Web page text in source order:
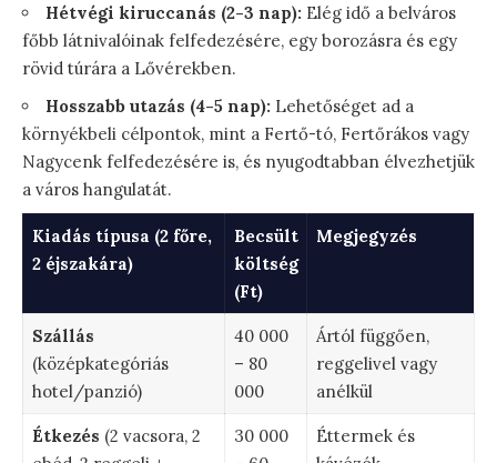
Hétvégi kiruccanás (2-3 nap): Elég idő a belváros
főbb látnivalóinak felfedezésére, egy borozásra és egy
rövid túrára a Lővérekben.
Hosszabb utazás (4-5 nap): Lehetőséget ad a
környékbeli célpontok, mint a Fertő-tó, Fertőrákos vagy
Nagycenk felfedezésére is, és nyugodtabban élvezhetjük
a város hangulatát.
Kiadás típusa (2 főre,
2 éjszakára)
Becsült
költség
(Ft)
Megjegyzés
Szállás
(középkategóriás
hotel/panzió)
40 000
– 80
000
Ártól függően,
reggelivel vagy
anélkül
Étkezés (2 vacsora, 2
30 000
Éttermek és